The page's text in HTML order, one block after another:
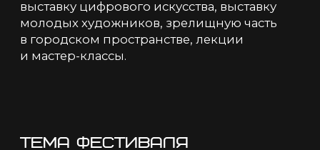
Подробнее